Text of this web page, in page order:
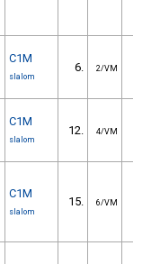
C1M
slalom
6. 2/VM
C1M
slalom
12. 4/VM
C1M
slalom
15. 6/VM